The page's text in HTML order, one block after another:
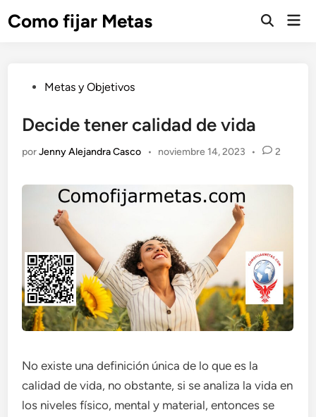
Como fijar Metas
Abrir
Publicado
Metas y Objetivos
Decide tener calidad de vida
porJenny Alejandra Casco • noviembre 14, 2023 • 2
No existe una definición única de lo que es la
calidad de vida, no obstante, si se analiza la vida en
los niveles físico, mental y material, entonces se